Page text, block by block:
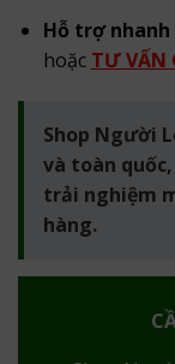
Hỗ trợ nhanh
hoặc TƯ VẤN
Shop Người
và toàn
trải nghiệm
hàng.